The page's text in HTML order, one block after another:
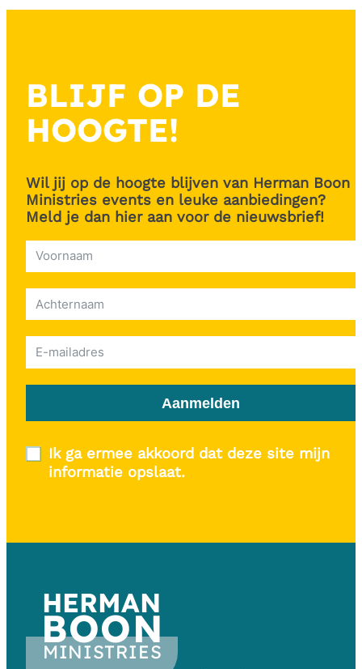
BLIJF OP DE
HOOGTE!
Wil jij op de hoogte blijven van Herman Boon
Ministries events en leuke aanbiedingen?
Meld je dan hier aan voor de nieuwsbrief!
Aanmelden
Ik ga ermee akkoord dat deze site mijn
informatie opslaat.
MINISTRIES
BOON
HERMAN